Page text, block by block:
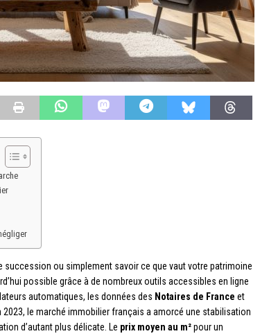
succession ou simplement savoir ce que vaut votre patrimoine
possible grâce à de nombreux outils accessibles en ligne
automatiques, les données des Notaires de France et
2023, le marché immobilier français a amorcé une stabilisation
d’autant plus délicate. Le prix moyen au m²pour un